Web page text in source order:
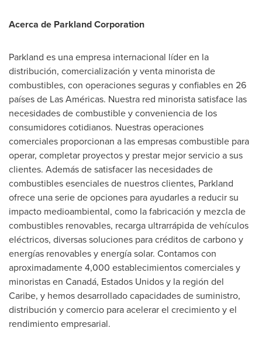
Acerca de Parkland Corporation
Parkland es una empresa internacional líder en la
distribución, comercialización y venta minorista de
combustibles, con operaciones seguras y confiables en 26
países de Las Américas. Nuestra red minorista satisface las
necesidades de combustible y conveniencia de los
consumidores cotidianos. Nuestras operaciones
comerciales proporcionan a las empresas combustible para
operar, completar proyectos y prestar mejor servicio a sus
clientes. Además de satisfacer las necesidades de
combustibles esenciales de nuestros clientes, Parkland
ofrece una serie de opciones para ayudarles a reducir su
impacto medioambiental, como la fabricación y mezcla de
combustibles renovables, recarga ultrarrápida de vehículos
eléctricos, diversas soluciones para créditos de carbono y
energías renovables y energía solar. Contamos con
aproximadamente 4,000 establecimientos comerciales y
minoristas en Canadá, Estados Unidos y la región del
Caribe, y hemos desarrollado capacidades de suministro,
distribución y comercio para acelerar el crecimiento y el
rendimiento empresarial.